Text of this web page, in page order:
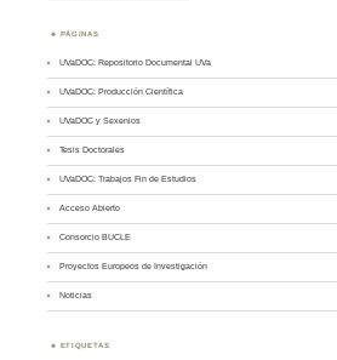
PÁGINAS
UVaDOC: Repositorio Documental UVa
UVaDOC: Producción Científica
UVaDOC y Sexenios
Tesis Doctorales
UVaDOC: Trabajos Fin de Estudios
Acceso Abierto
Consorcio BUCLE
Proyectos Europeos de Investigación
Noticias
ETIQUETAS